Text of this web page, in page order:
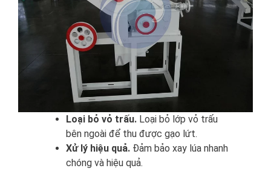
Loại bỏ vỏ trấu. Loại bỏ lớp vỏ trấu
bên ngoài để thu được gạo lứt.
Xử lý hiệu quả. Đảm bảo xay lúa nhanh
chóng và hiệu quả.